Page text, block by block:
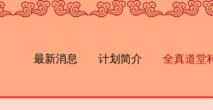
最新消息 计划简介 全真道堂